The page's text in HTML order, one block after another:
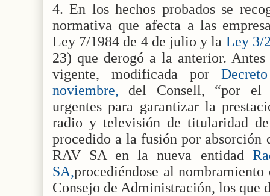
4. En los hechos probados se
normativa que afecta a las
Ley 7/1984 de 4 de julio y la Ley 3/
23) que derogó a la anterior.
vigente, modificada por
noviembre, del Consell, “por el
urgentes para garantizar la
radio y televisión de titularidad
procedido a la fusión por absorción
RAV SA en la nueva entidad
SA,procediéndose al
Consejo de Administración, los que